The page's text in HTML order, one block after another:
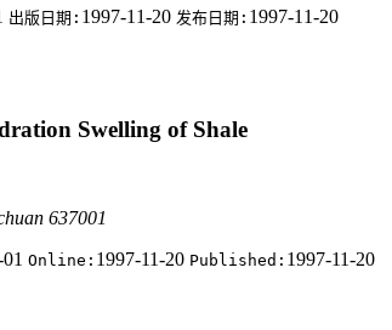
出版日期: 1997-11-20 发布日期: 1997-11-20
Swelling of Shale
637001
Online: 1997-11-20 Published: 1997-11-20